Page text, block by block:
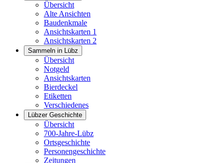
Übersicht
Alte Ansichten
Baudenkmale
Ansichtskarten 1
Ansichtskarten 2
Sammeln in Lübz
Übersicht
Notgeld
Ansichtskarten
Bierdeckel
Etiketten
Verschiedenes
Lübzer Geschichte
Übersicht
700-Jahre-Lübz
Ortsgeschichte
Personengeschichte
Zeitungen